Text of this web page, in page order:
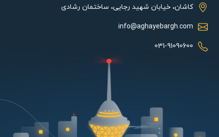
کاشان، خیابان شهید رجایی، ساختمان رشادی
info@aghayebargh.com
031-91090600